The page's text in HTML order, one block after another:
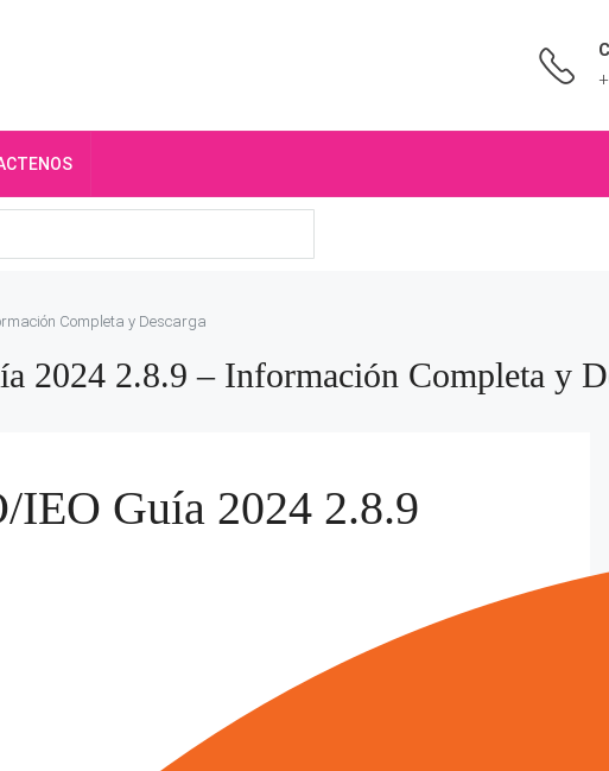
Completa y Descarga
2024 2.8.9 – Información Completa y
Guía 2024 2.8.9